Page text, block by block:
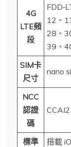
4G
LTE頻
段
12、
28、
39、
SIM卡
尺寸
nano
NCC
認證
碼
標準
搭載